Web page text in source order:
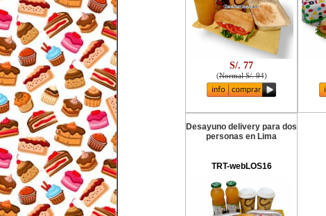
S/. 77
(Normal S/. 94)
Desayuno delivery para dos
personas en Lima
TRT-webLOS16